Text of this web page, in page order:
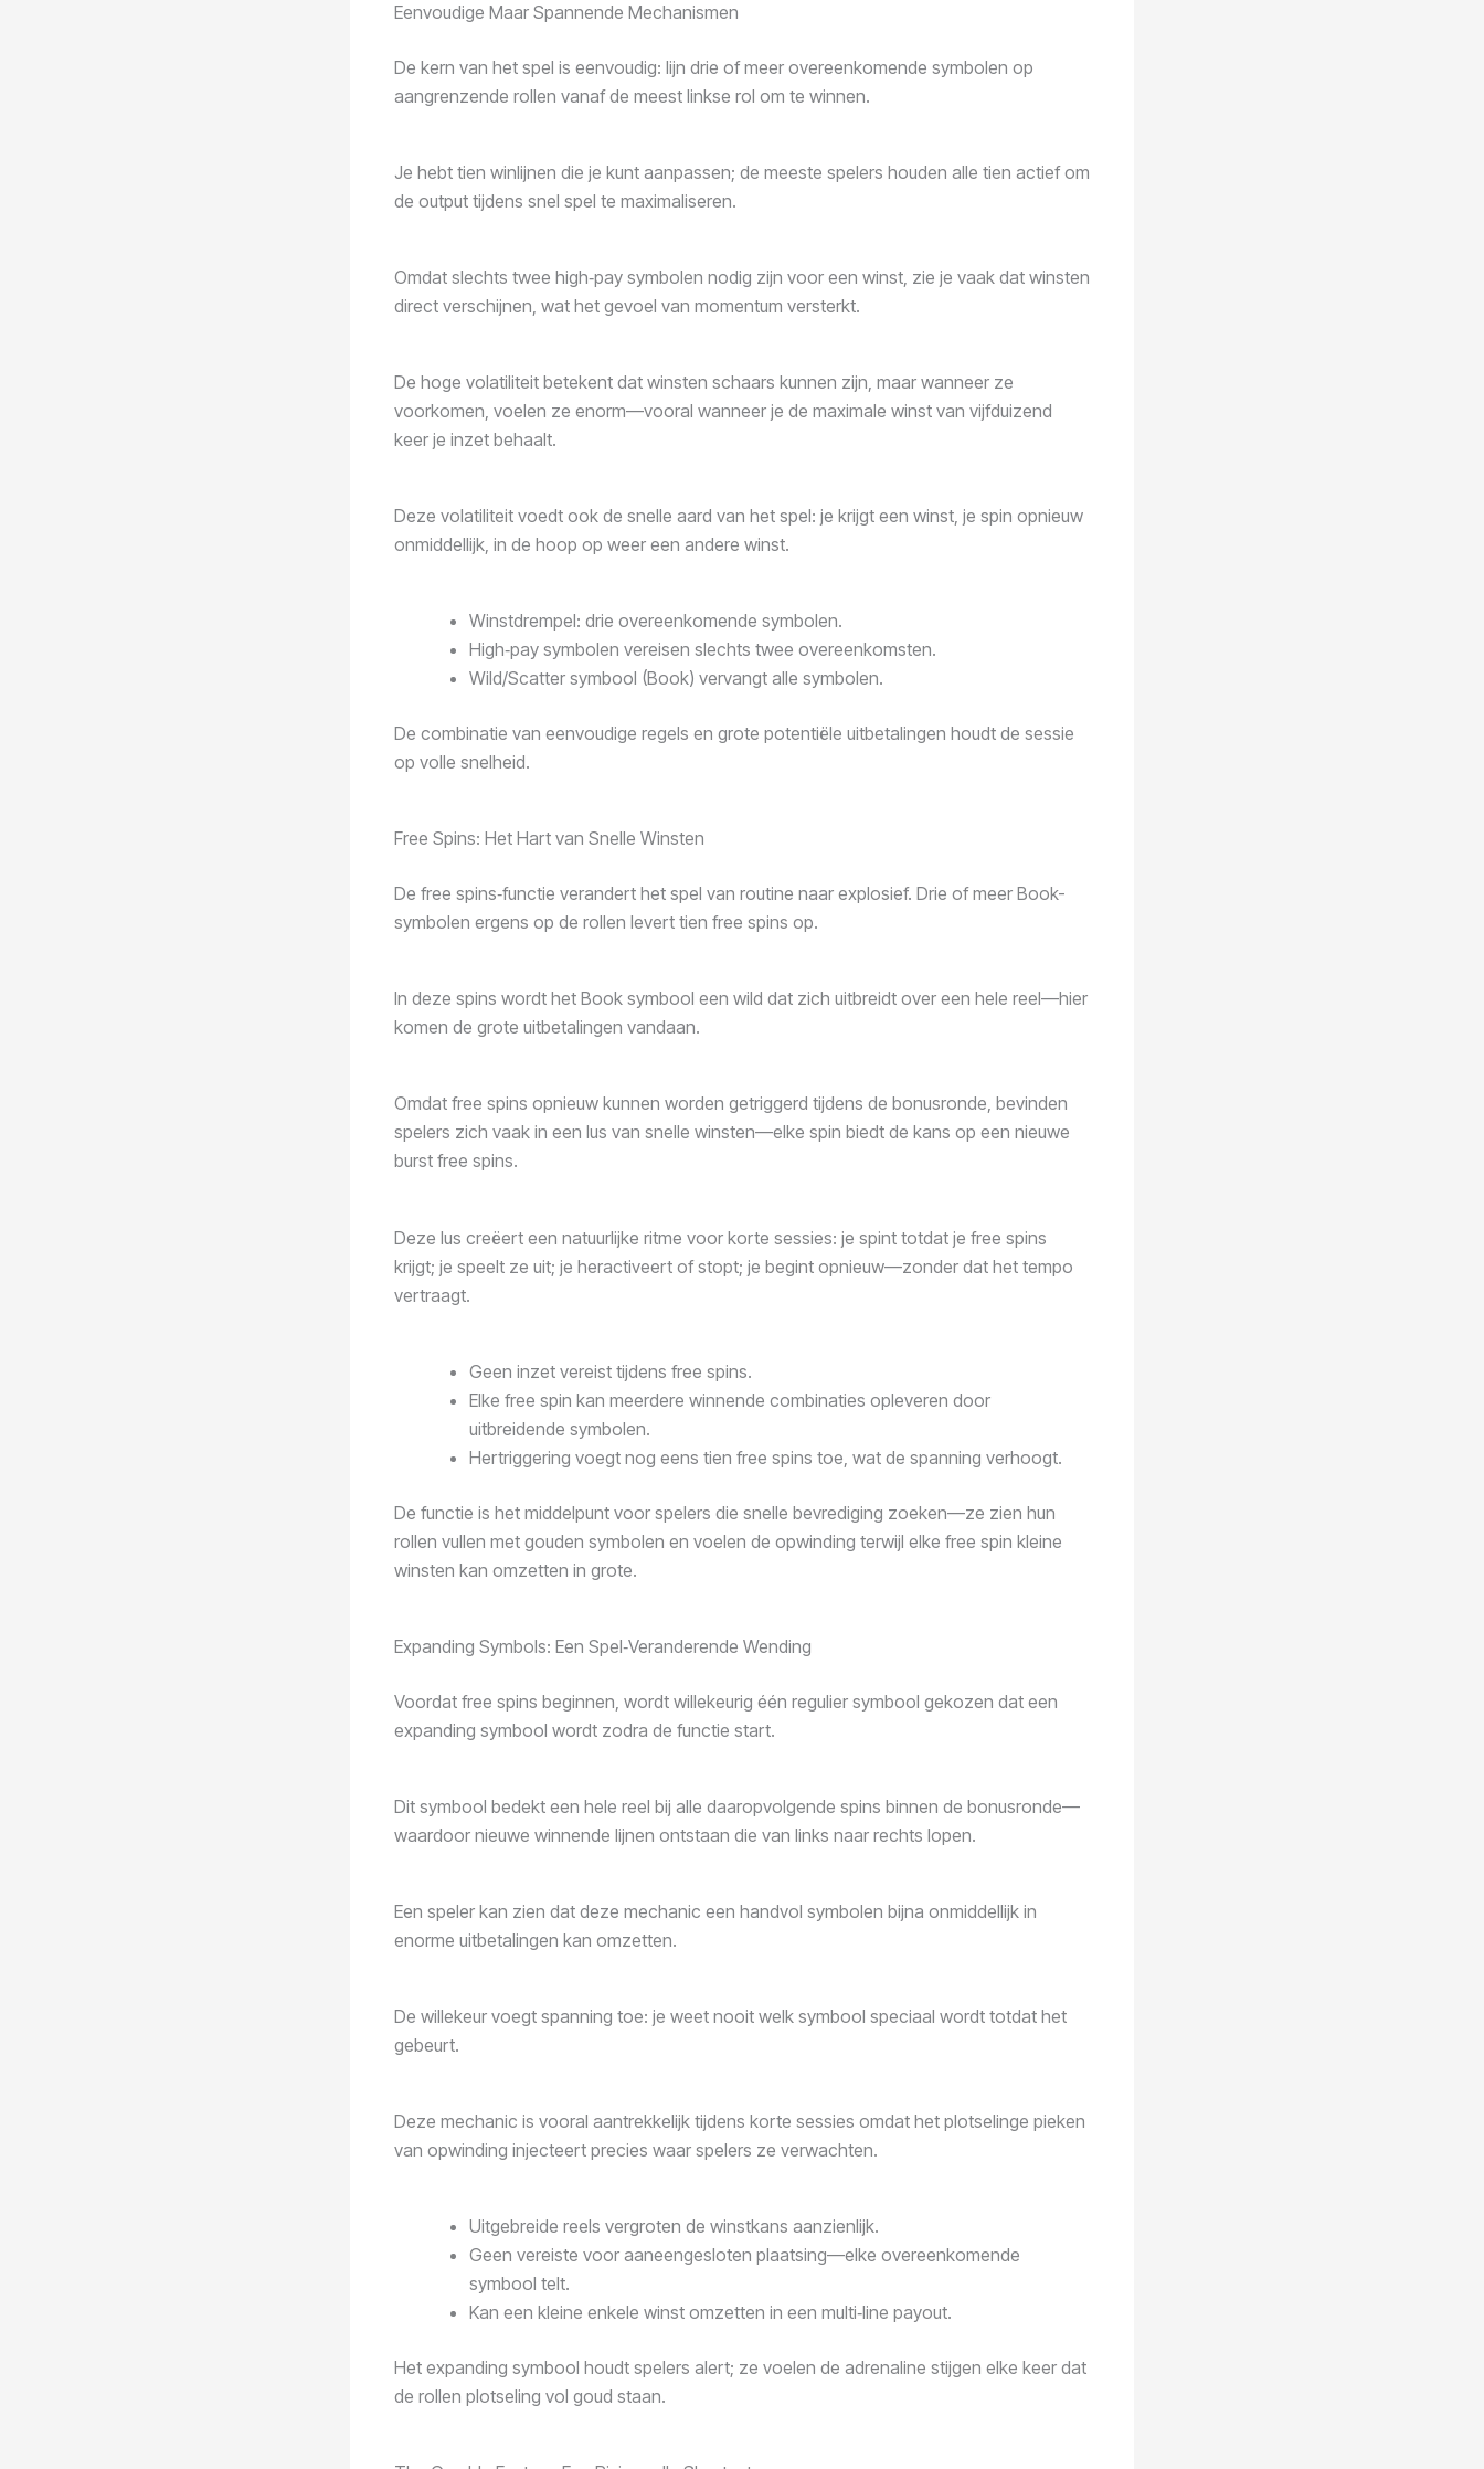
Eenvoudige Maar Spannende Mechanismen
De kern van het spel is eenvoudig: lijn drie of meer overeenkomende symbolen op
aangrenzende rollen vanaf de meest linkse rol om te winnen.
Je hebt tien winlijnen die je kunt aanpassen; de meeste spelers houden alle tien actief om
de output tijdens snel spel te maximaliseren.
Omdat slechts twee high‑pay symbolen nodig zijn voor een winst, zie je vaak dat winsten
direct verschijnen, wat het gevoel van momentum versterkt.
De hoge volatiliteit betekent dat winsten schaars kunnen zijn, maar wanneer ze
voorkomen, voelen ze enorm—vooral wanneer je de maximale winst van vijfduizend
keer je inzet behaalt.
Deze volatiliteit voedt ook de snelle aard van het spel: je krijgt een winst, je spin opnieuw
onmiddellijk, in de hoop op weer een andere winst.
Winstdrempel: drie overeenkomende symbolen.
High‑pay symbolen vereisen slechts twee overeenkomsten.
Wild/Scatter symbool (Book) vervangt alle symbolen.
De combinatie van eenvoudige regels en grote potentiële uitbetalingen houdt de sessie
op volle snelheid.
Free Spins: Het Hart van Snelle Winsten
De free spins‑functie verandert het spel van routine naar explosief. Drie of meer Book-
symbolen ergens op de rollen levert tien free spins op.
In deze spins wordt het Book symbool een wild dat zich uitbreidt over een hele reel—hier
komen de grote uitbetalingen vandaan.
Omdat free spins opnieuw kunnen worden getriggerd tijdens de bonusronde, bevinden
spelers zich vaak in een lus van snelle winsten—elke spin biedt de kans op een nieuwe
burst free spins.
Deze lus creëert een natuurlijke ritme voor korte sessies: je spint totdat je free spins
krijgt; je speelt ze uit; je heractiveert of stopt; je begint opnieuw—zonder dat het tempo
vertraagt.
Geen inzet vereist tijdens free spins.
Elke free spin kan meerdere winnende combinaties opleveren door
uitbreidende symbolen.
Hertriggering voegt nog eens tien free spins toe, wat de spanning verhoogt.
De functie is het middelpunt voor spelers die snelle bevrediging zoeken—ze zien hun
rollen vullen met gouden symbolen en voelen de opwinding terwijl elke free spin kleine
winsten kan omzetten in grote.
Expanding Symbols: Een Spel‑Veranderende Wending
Voordat free spins beginnen, wordt willekeurig één regulier symbool gekozen dat een
expanding symbool wordt zodra de functie start.
Dit symbool bedekt een hele reel bij alle daaropvolgende spins binnen de bonusronde—
waardoor nieuwe winnende lijnen ontstaan die van links naar rechts lopen.
Een speler kan zien dat deze mechanic een handvol symbolen bijna onmiddellijk in
enorme uitbetalingen kan omzetten.
De willekeur voegt spanning toe: je weet nooit welk symbool speciaal wordt totdat het
gebeurt.
Deze mechanic is vooral aantrekkelijk tijdens korte sessies omdat het plotselinge pieken
van opwinding injecteert precies waar spelers ze verwachten.
Uitgebreide reels vergroten de winstkans aanzienlijk.
Geen vereiste voor aaneengesloten plaatsing—elke overeenkomende
symbool telt.
Kan een kleine enkele winst omzetten in een multi‑line payout.
Het expanding symbool houdt spelers alert; ze voelen de adrenaline stijgen elke keer dat
de rollen plotseling vol goud staan.